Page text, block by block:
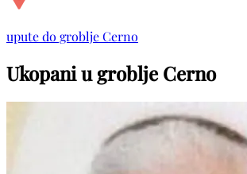
upute do groblje Cerno
Ukopani u groblje Cerno